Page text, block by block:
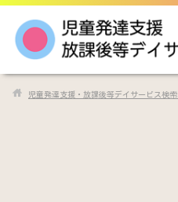
児童発達支援・放課後等デイサービス検索